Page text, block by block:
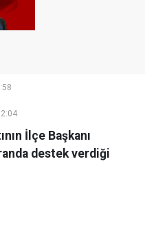
İlçe Başkanı
destek verdiği